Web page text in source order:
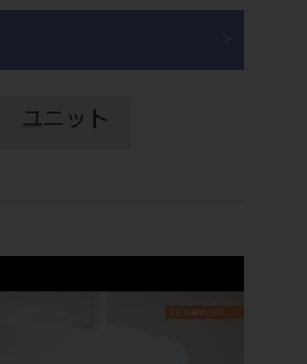
ユニット